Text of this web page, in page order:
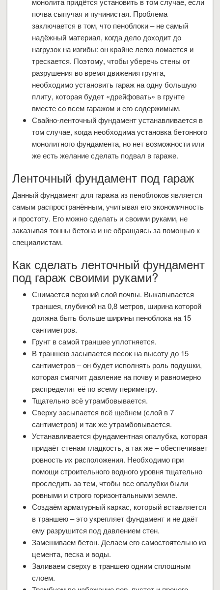
почва сыпучая и пучинистая. Проблема
заключается в том, что пеноблоки – не самый
надёжный материал, когда дело доходит до
нагрузок на изгибы: он крайне легко ломается и
трескается. Поэтому, чтобы уберечь стены от
разрушения во время движения грунта,
необходимо установить гараж на одну большую
плиту, которая будет «дрейфовать» в грунте
вместе со всем гаражом и его содержимым.
Свайно-ленточный фундамент устанавливается в
том случае, когда необходима установка бетонного
монолитного фундамента, но нет возможности или
же есть желание сделать подвал в гараже.
Ленточный фундамент под гараж
Данный фундамент для гаража из пеноблоков является
самым распространённым, учитывая его экономичность
и простоту. Его можно сделать и своими руками, не
заказывая тонны бетона и не обращаясь за помощью к
специалистам.
Как сделать ленточный фундамент
под гараж своими руками?
Снимается верхний слой почвы. Выкапывается
траншея, глубиной на 0,8 метров, ширина которой
должна быть больше ширины пеноблока на 15
сантиметров.
Грунт в самой траншее уплотняется.
В траншею засыпается песок на высоту до 15
сантиметров – он будет исполнять роль подушки,
которая смягчит давление на почву и равномерно
распределит её по всему периметру.
Тщательно всё утрамбовывается.
Сверху засыпается всё щебнем (слой в 7
сантиметров) и так же утрамбовывается.
Устанавливается фундаментная опалубка, которая
придаёт стенам гладкость, а так же – обеспечивает
ровность их расположения. Необходимо при
помощи строительного водного уровня тщательно
проследить за тем, чтобы все опалубки были
ровными и строго горизонтальными земле.
Создаём арматурный каркас, который вставляется
в траншею – это укрепляет фундамент и не даёт
ему разрушится под давлением стен.
Замешиваем бетон. Делаем его самостоятельно из
цемента, песка и воды.
Заливаем сверху в траншею одним сплошным
слоем.